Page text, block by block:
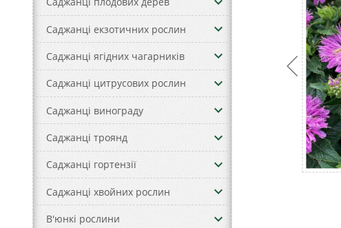
Саджанці екзотичних рослин keyboard_arrow_down
Саджанці ягідних чагарників keyboard_arrow_down
Саджанці цитрусових рослин keyboard_arrow_down
Саджанці винограду keyboard_arrow_down
Саджанці троянд keyboard_arrow_down
Саджанці гортензії keyboard_arrow_down
Саджанці хвойних рослин keyboard_arrow_down
В'юнкі рослини keyboard_arrow_down